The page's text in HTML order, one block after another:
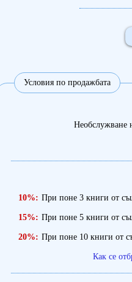
Условия по продажбата
Необслужване
10%: При поне 3 книги от
15%: При поне 5 книги от
20%: При поне 10 книги от
Как се